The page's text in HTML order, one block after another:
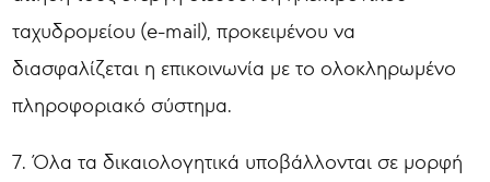
ταχυδρομείου (e-mail), προκειμένου να
διασφαλίζεται η επικοινωνία με το ολοκληρωμένο
πληροφοριακό σύστημα.
7. Όλα τα δικαιολογητικά υποβάλλονται σε μορφή